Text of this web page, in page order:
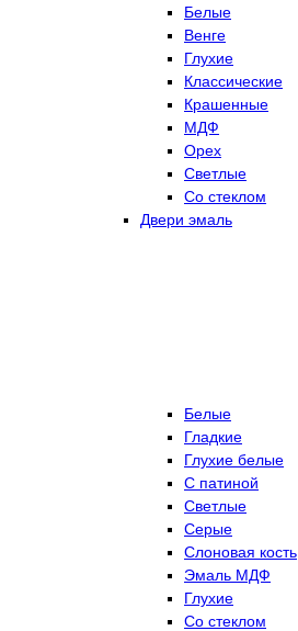
Белые
Венге
Глухие
Классические
Крашенные
МДФ
Орех
Светлые
Со стеклом
Двери эмаль
Белые
Гладкие
Глухие белые
С патиной
Светлые
Серые
Слоновая кость
Эмаль МДФ
Глухие
Со стеклом